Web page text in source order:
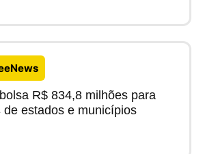
R$ 834,8 milhões para
de estados e municípios